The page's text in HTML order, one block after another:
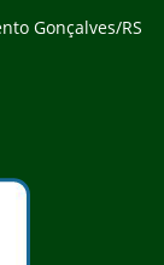
Gonçalves/RS